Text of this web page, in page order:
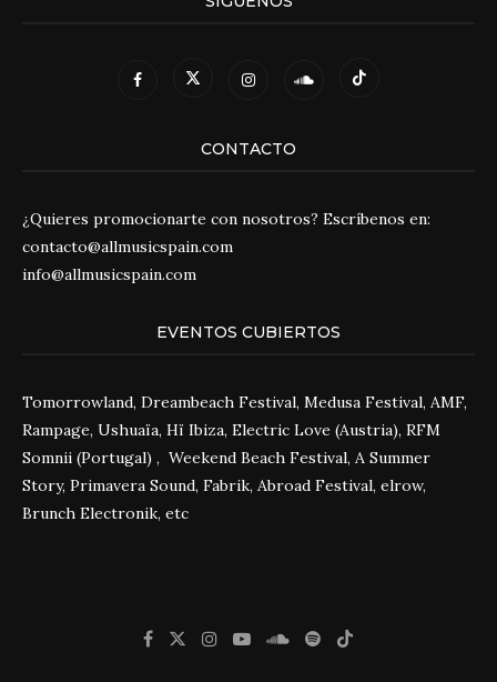
CONTACTO
¿Quieres promocionarte con nosotros? Escríbenos en:
contacto@allmusicspain.com
info@allmusicspain.com
EVENTOS CUBIERTOS
Tomorrowland, Dreambeach Festival, Medusa Festival, AMF,
Rampage, Ushuaïa, Hï Ibiza, Electric Love (Austria), RFM
Somnii (Portugal) , Weekend Beach Festival, A Summer
Story, Primavera Sound, Fabrik, Abroad Festival, elrow,
Brunch Electronik, etc